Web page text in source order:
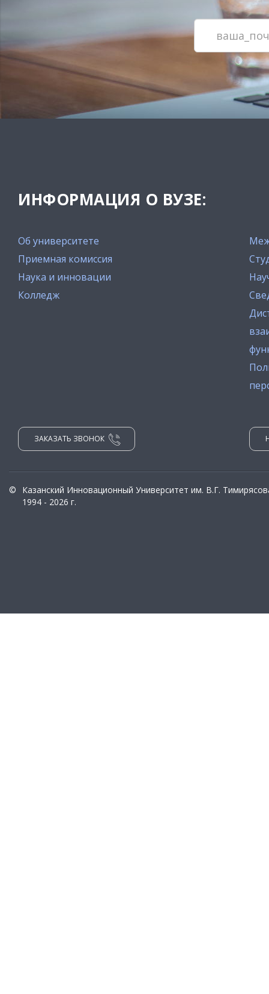
ИНФОРМАЦИЯ О ВУЗЕ:
Об университете
Приемная комиссия
Наука и инновации
Колледж
ЗАКАЗАТЬ ЗВОНОК
©
Казанский Инновационный Университет им. В.Г.
1994 - 2026 г.